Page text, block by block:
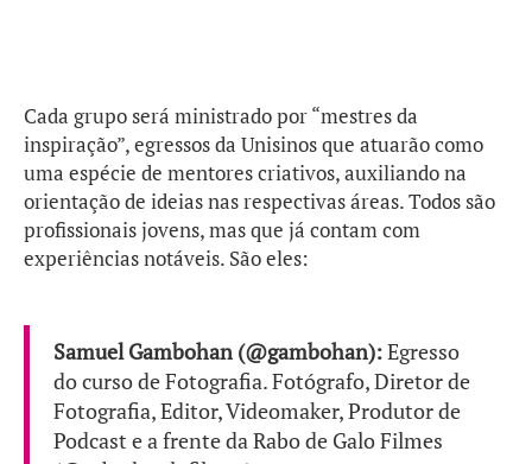
Cada grupo será ministrado por “mestres da
inspiração”, egressos da Unisinos que atuarão como
uma espécie de mentores criativos, auxiliando na
orientação de ideias nas respectivas áreas. Todos são
profissionais jovens, mas que já contam com
experiências notáveis. São eles:
Samuel Gambohan (@gambohan):Egresso
do curso de Fotografia. Fotógrafo, Diretor de
Fotografia, Editor, Videomaker, Produtor de
Podcast e a frente da Rabo de Galo Filmes